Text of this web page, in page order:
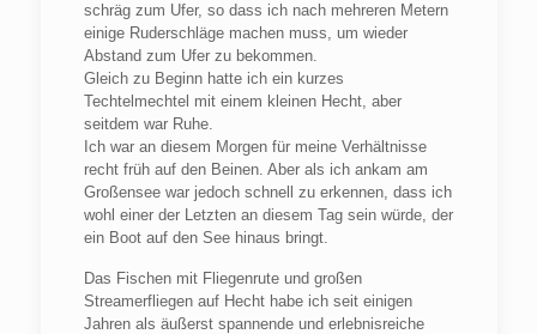
schräg zum Ufer, so dass ich nach mehreren Metern
einige Ruderschläge machen muss, um wieder
Abstand zum Ufer zu bekommen.
Gleich zu Beginn hatte ich ein kurzes
Techtelmechtel mit einem kleinen Hecht, aber
seitdem war Ruhe.
Ich war an diesem Morgen für meine Verhältnisse
recht früh auf den Beinen. Aber als ich ankam am
Großensee war jedoch schnell zu erkennen, dass ich
wohl einer der Letzten an diesem Tag sein würde, der
ein Boot auf den See hinaus bringt.
Das Fischen mit Fliegenrute und großen
Streamerfliegen auf Hecht habe ich seit einigen
Jahren als äußerst spannende und erlebnisreiche